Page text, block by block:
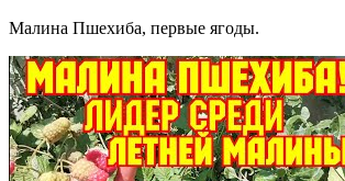
Малина Пшехиба, первые ягоды.